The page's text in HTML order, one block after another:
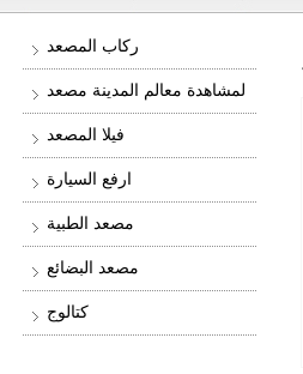
ركاب المصعد
لمشاهدة معالم المدينة مصعد
فيلا المصعد
ارفع السيارة
مصعد الطبية
مصعد البضائع
كتالوج